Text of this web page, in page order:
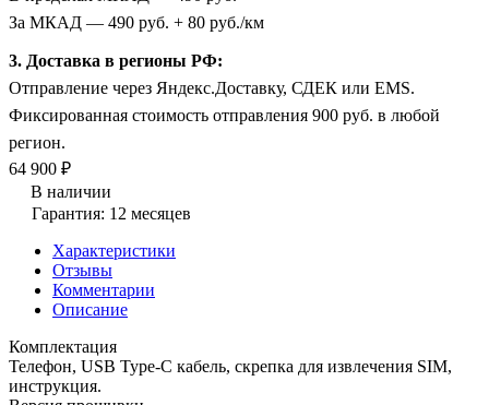
За МКАД — 490 руб. + 80 руб./км
3. Доставка в регионы РФ:
Отправление через Яндекс.Доставку, СДЕК или EMS.
Фиксированная стоимость отправления 900 руб. в любой
регион.
64 900 ₽
В наличии
Гарантия: 12 месяцев
Характеристики
Отзывы
Комментарии
Описание
Комплектация
Телефон, USB Type-C кабель, скрепка для извлечения SIM,
инструкция.